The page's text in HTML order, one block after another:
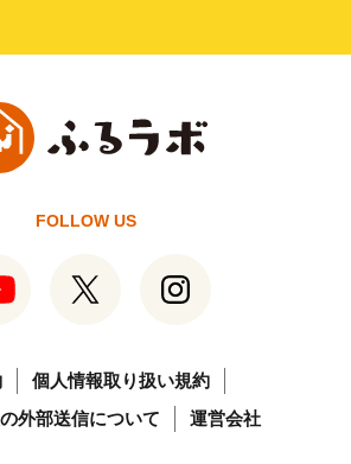
FOLLOW US
個人情報取り扱い規約
外部送信について
運営会社